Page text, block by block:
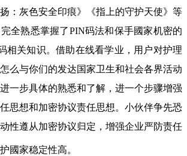
：灰色安全印痕》《指上的守护天使》等
全熟悉掌握了PIN码法和保手國家机密的
相关知识。借助在线看学业，用户对护理
么与你们的发达国家卫生和社会各界活动
一步具体的熟悉和了解，进一个步骤增强
思想和加密协议责任思想。小伙伴争先恐
性遵从加密协议归定，增强企业严防责任
國家稳定性高。